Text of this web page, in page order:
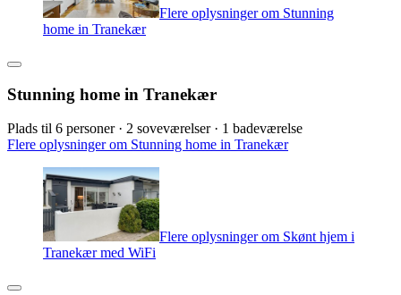
Flere oplysninger om Stunning
home in Tranekær
Stunning home in Tranekær
Plads til 6 personer · 2 soveværelser · 1 badeværelse
Flere oplysninger om Stunning home in Tranekær
Flere oplysninger om Skønt hjem i
Tranekær med WiFi